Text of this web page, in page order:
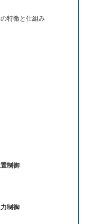
特徴と仕組み
制御
制御